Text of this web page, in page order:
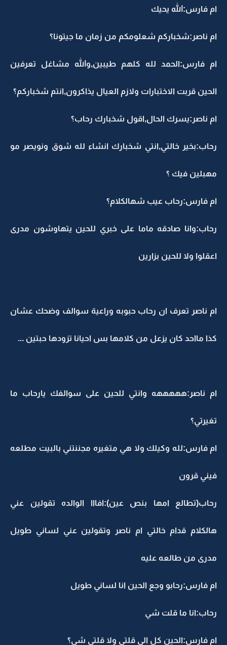
ام فارس:الله يحيك
ام ناصر:شخباركم شعلومكم من زمان ما جيتونا؟
ام فارس:الحمد لله كلهم طيبين,والله مشاغل تعرفين
الحين قربت الاختبارات ولازم العيال يذاكرون,انتم شخباركم؟
ام ناصر:يسرك الحال,اقول شخبارك رحاب؟
رحاب:بخير خالتي,انتي شخبارك انشاء لله شوق ونويصر مو
مهبلين فيك ؟
ام فارس:رحاب عيب شهالكلام؟
رحاب:وانا صادقه ماما على خبري للحين يتهاوشون مدرى
اعقلوا ولا للحين بزارين
ام ناصر تعرف ان رحاب حبوبه وراعية سوالف وضحك عشان
كذا مااحد كان يزعل من كلامها بس احيانا تزودها حبتين ...
ام ناصر:هههههه وانتي للحين على سوالفك يارحاب ما
تغيرتي؟
ام فارس:لله وكيلك ولا هي متغيره مجننتني بالبيت مطلعه
فيني قرون
رحاب(تطالع امها بنص عين):افااا الوالده تقولين عني
هالكلام قدام خالتي ام ناصر وتقولين عني لساني طويل
مدرى من طالعه عليه
ام فارس:رحابو وجع الحين انا لساني طويل
رحاب:انا ما قلت شي
ام فارس:الحين كل الي قلتي ولا قلتي شي؟